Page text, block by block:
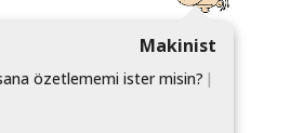
Makinist
ana özetlememi ister misin? |